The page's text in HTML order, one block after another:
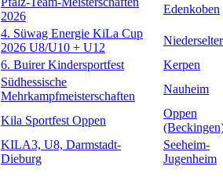
2026
Edenkoben
4. Süwag Energie KiLa Cup
2026 U8/U10 + U12
6. Buirer Kindersportfest
Kerpen
Südhessische
Mehrkampfmeisterschaften
Nauheim
Kila Sportfest Oppen
Oppen
KILA3, U8, Darmstadt-
Dieburg
Seeheim-
Jugenheim